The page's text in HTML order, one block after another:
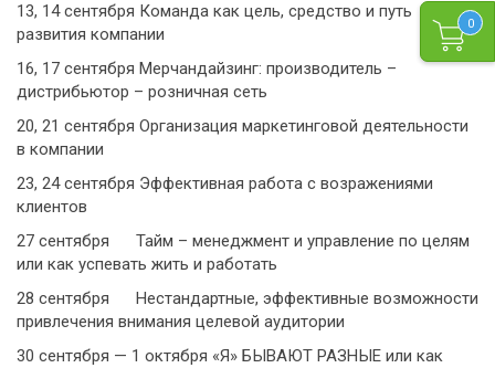
0
13, 14 сентября Команда как цель, средство и путь
развития компании
16, 17 сентября Мерчандайзинг: производитель –
дистрибьютор – розничная сеть
20, 21 сентября Организация маркетинговой деятельности
в компании
23, 24 сентября Эффективная работа с возражениями
клиентов
27 сентября Тайм – менеджмент и управление по целям
или как успевать жить и работать
28 сентября Нестандартные, эффективные возможности
привлечения внимания целевой аудитории
30 сентября — 1 октября «Я» БЫВАЮТ РАЗНЫЕ или как